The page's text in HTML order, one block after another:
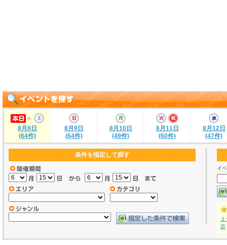
8月8日
(64件)
8月9日
(64件)
8月10日
(49件)
8月11日
(60件)
8月12日
(47件)
条件を指定して探す
イ
ま
題